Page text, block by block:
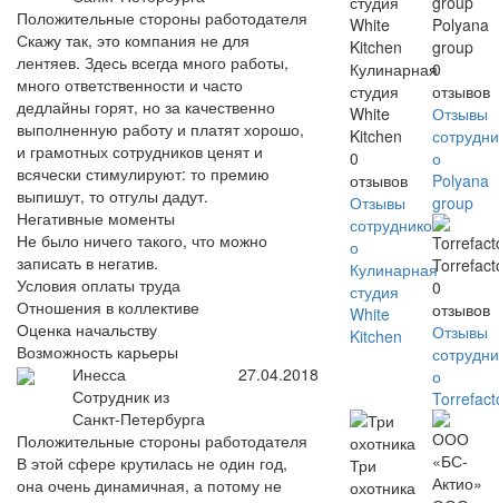
Положительные стороны работодателя
Скажу так, это компания не для
лентяев. Здесь всегда много работы,
много ответственности и часто
дедлайны горят, но за качественно
выполненную работу и платят хорошо,
и грамотных сотрудников ценят и
всячески стимулируют: то премию
выпишут, то отгулы дадут.
Негативные моменты
Не было ничего такого, что можно
записать в негатив.
Условия оплаты труда
Отношения в коллективе
Оценка начальству
Возможность карьеры
Инесса
Сотрудник из
Санкт-Петербурга
27.04.2018
Положительные стороны работодателя
В этой сфере крутилась не один год,
она очень динамичная, а потому не
Кулинарная
студия
White
Kitchen
0
отзывов
Отзывы
сотрудников
о
Кулинарная
студия
White
Kitchen
Polyana
group
0
отзывов
Отзывы
о
Polyana
group
0
отзывов
Отзывы
о
Три
охотника